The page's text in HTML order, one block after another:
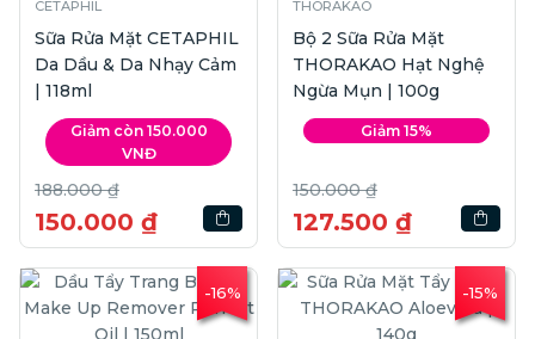
CETAPHIL
Sữa Rửa Mặt CETAPHIL
Da Dầu & Da Nhạy Cảm
| 118ml
Giảm còn 150.000
VNĐ
188.000 ₫
150.000 ₫
THORAKAO
Bộ 2 Sữa Rửa Mặt
THORAKAO Hạt Nghệ
Ngừa Mụn | 100g
Giảm 15%
150.000 ₫
127.500 ₫
-16% -15%